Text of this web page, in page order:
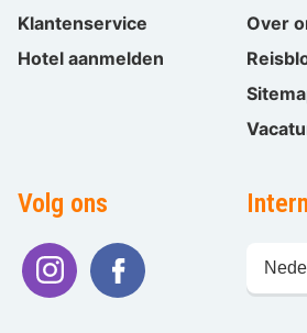
Klantenservice
Hotel aanmelden
Over
Volg ons
kiezen